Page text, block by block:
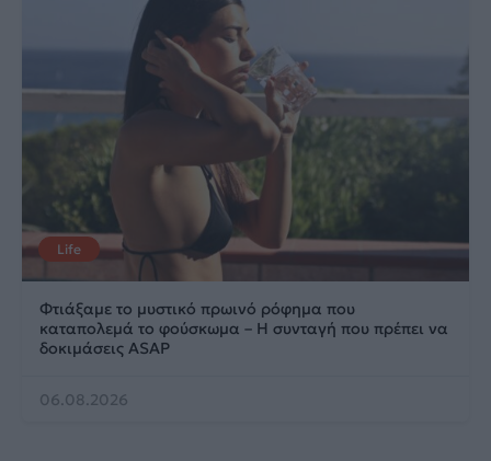
Life
Φτιάξαμε το μυστικό πρωινό ρόφημα που
καταπολεμά το φούσκωμα – Η συνταγή που πρέπει να
δοκιμάσεις ASAP
06.08.2026